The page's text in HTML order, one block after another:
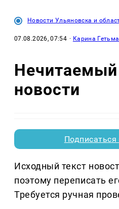
Новости Ульяновска и
07.08.2026, 07:54 · Карина
Нечитаемый
новости
Исходный текст
поэтому переписать
Требуется ручная